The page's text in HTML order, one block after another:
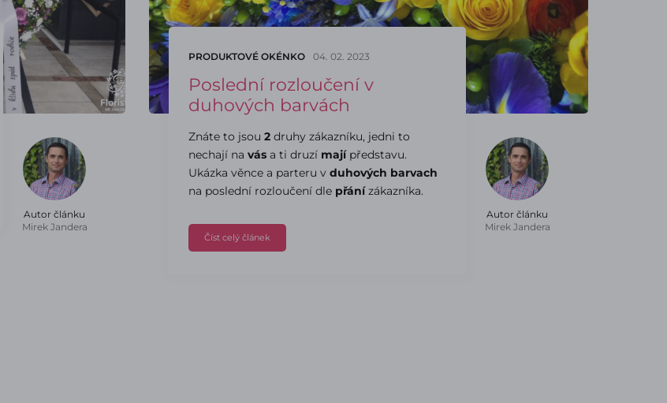
Autor článku
Mirek Jandera
PRODUKTOVÉ OKÉNKO 04. 02. 2023
Poslední rozloučení v
duhových barvách
Znáte to jsou 2 druhy zákazníku, jedni to
nechají na vás a ti druzí majípředstavu.
Ukázka věnce a parteru v duhových barvach
na poslední rozloučení dle přánízákazníka.
Číst celý článek
Autor článku
Mirek Jandera